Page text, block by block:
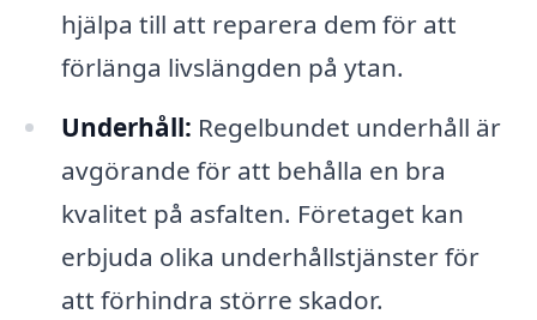
hjälpa till att reparera dem för att
förlänga livslängden på ytan.
Underhåll: Regelbundet underhåll är
avgörande för att behålla en bra
kvalitet på asfalten. Företaget kan
erbjuda olika underhållstjänster för
att förhindra större skador.